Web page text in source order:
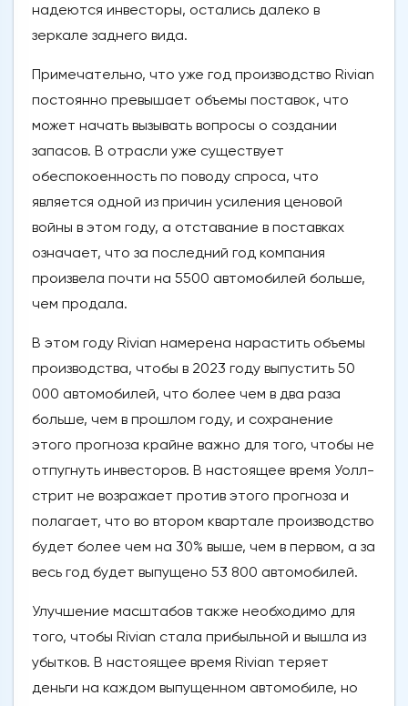
надеются инвесторы, остались далеко в
зеркале заднего вида.
Примечательно, что уже год производство Rivian
постоянно превышает объемы поставок, что
может начать вызывать вопросы о создании
запасов. В отрасли уже существует
обеспокоенность по поводу спроса, что
является одной из причин усиления ценовой
войны в этом году, а отставание в поставках
означает, что за последний год компания
произвела почти на 5500 автомобилей больше,
чем продала.
В этом году Rivian намерена нарастить объемы
производства, чтобы в 2023 году выпустить 50
000 автомобилей, что более чем в два раза
больше, чем в прошлом году, и сохранение
этого прогноза крайне важно для того, чтобы не
отпугнуть инвесторов. В настоящее время Уолл-
стрит не возражает против этого прогноза и
полагает, что во втором квартале производство
будет более чем на 30% выше, чем в первом, а за
весь год будет выпущено 53 800 автомобилей.
Улучшение масштабов также необходимо для
того, чтобы Rivian стала прибыльной и вышла из
убытков. В настоящее время Rivian теряет
деньги на каждом выпущенном автомобиле, но